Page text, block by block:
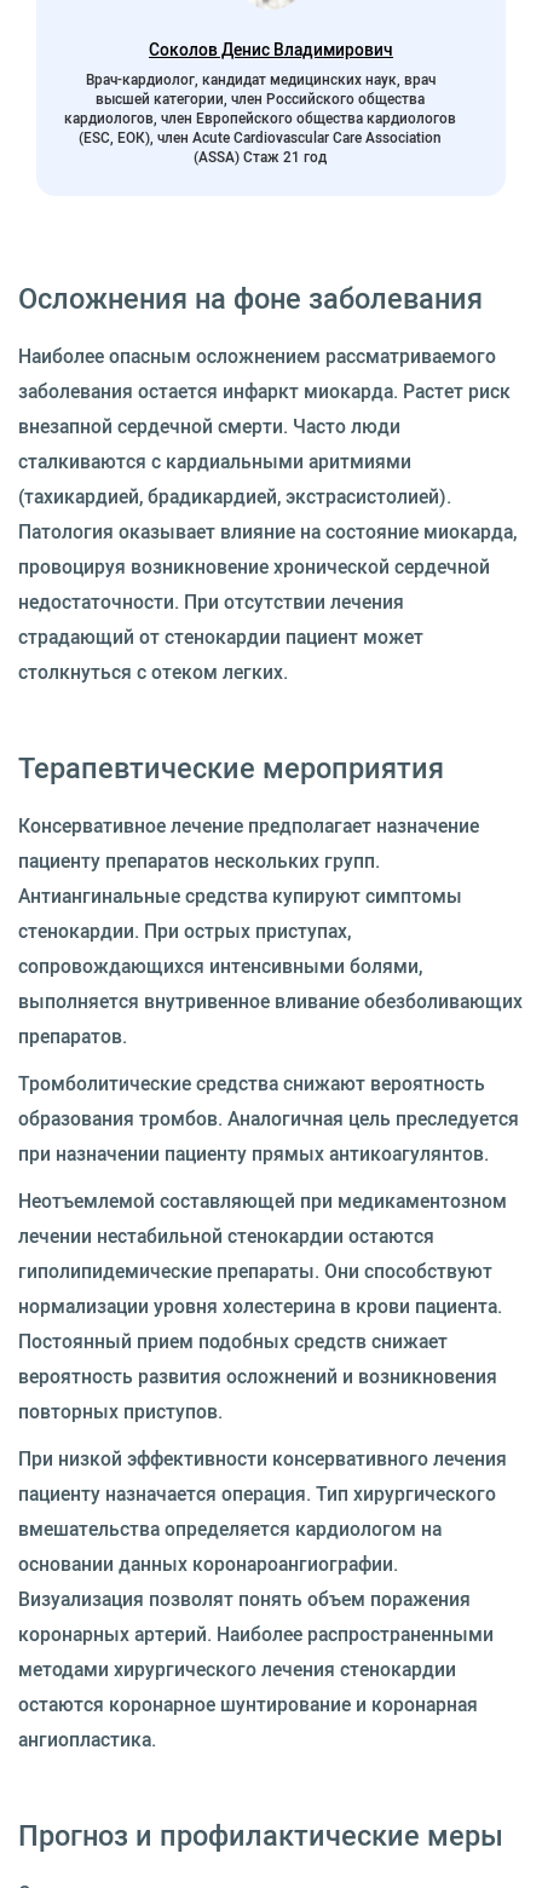
Соколов Денис Владимирович
Врач-кардиолог, кандидат медицинских наук, врач
высшей категории, член Российского общества
кардиологов, член Европейского общества кардиологов
(ESC, ЕОК), член Acute Cardiovascular Care Association
(ASSA) Стаж 21 год
Осложнения на фоне заболевания
Наиболее опасным осложнением рассматриваемого
заболевания остается инфаркт миокарда. Растет риск
внезапной сердечной смерти. Часто люди
сталкиваются с кардиальными аритмиями
(тахикардией, брадикардией, экстрасистолией).
Патология оказывает влияние на состояние миокарда,
провоцируя возникновение хронической сердечной
недостаточности. При отсутствии лечения
страдающий от стенокардии пациент может
столкнуться с отеком легких.
Терапевтические мероприятия
Консервативное лечение предполагает назначение
пациенту препаратов нескольких групп.
Антиангинальные средства купируют симптомы
стенокардии. При острых приступах,
сопровождающихся интенсивными болями,
выполняется внутривенное вливание обезболивающих
препаратов.
Тромболитические средства снижают вероятность
образования тромбов. Аналогичная цель преследуется
при назначении пациенту прямых антикоагулянтов.
Неотъемлемой составляющей при медикаментозном
лечении нестабильной стенокардии остаются
гиполипидемические препараты. Они способствуют
нормализации уровня холестерина в крови пациента.
Постоянный прием подобных средств снижает
вероятность развития осложнений и возникновения
повторных приступов.
При низкой эффективности консервативного лечения
пациенту назначается операция. Тип хирургического
вмешательства определяется кардиологом на
основании данных коронароангиографии.
Визуализация позволят понять объем поражения
коронарных артерий. Наиболее распространенными
методами хирургического лечения стенокардии
остаются коронарное шунтирование и коронарная
ангиопластика.
Прогноз и профилактические меры